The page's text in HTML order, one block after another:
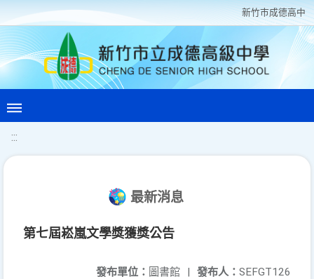
新竹巿成德高中
:::
最新消息
第七屆崧嵐文學獎獲獎公告
發布人： SEFGT126
發布單位： 圖書館 |